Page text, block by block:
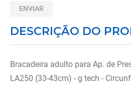
ENVIAR
DESCRIÇÃO DO
Bracadeira adulto para Ap. de
LA250 (33-43cm) - g tech -
10º munique